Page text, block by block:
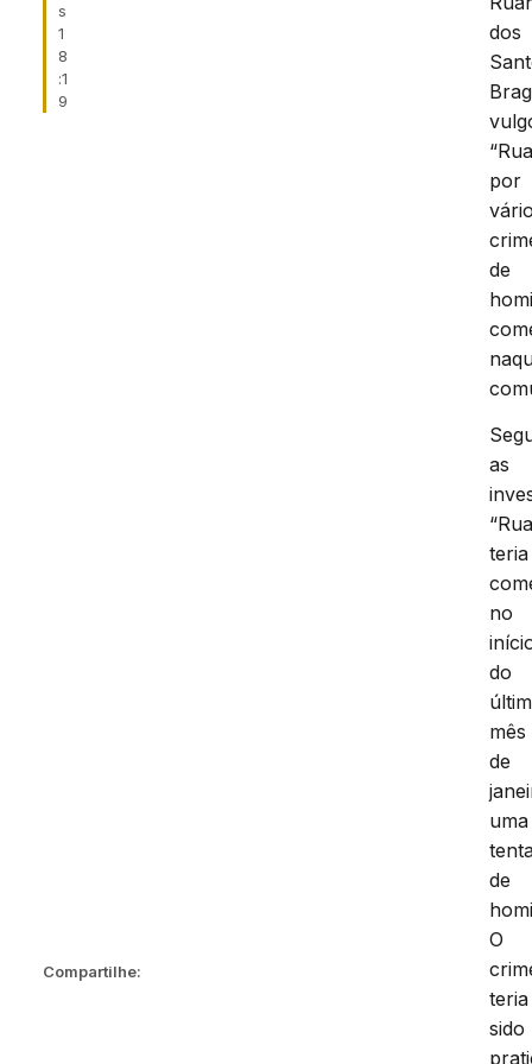
s
1
8
:1
9
Compartilhe:
dos
por
de
as
teria
no
do
mês
de
uma
de
O
teria
sido